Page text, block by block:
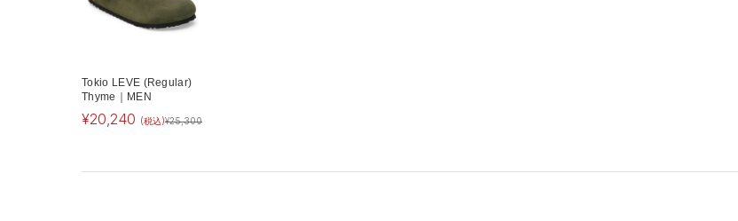
Tokio LEVE (Regular)
Thyme｜MEN
¥20,240 (税込)¥25,300